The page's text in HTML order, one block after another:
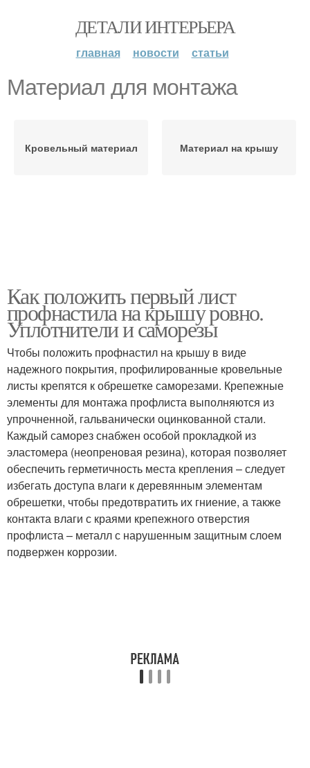
ДЕТАЛИ ИНТЕРЬЕРА
главная новости статьи
Материал для монтажа
Кровельный материал Материал на крышу
Как положить первый лист
профнастила на крышу ровно.
Уплотнители и саморезы
Чтобы положить профнастил на крышу в виде
надежного покрытия, профилированные кровельные
листы крепятся к обрешетке саморезами. Крепежные
элементы для монтажа профлиста выполняются из
упрочненной, гальванически оцинкованной стали.
Каждый саморез снабжен особой прокладкой из
эластомера (неопреновая резина), которая позволяет
обеспечить герметичность места крепления – следует
избегать доступа влаги к деревянным элементам
обрешетки, чтобы предотвратить их гниение, а также
контакта влаги с краями крепежного отверстия
профлиста – металл с нарушенным защитным слоем
подвержен коррозии.